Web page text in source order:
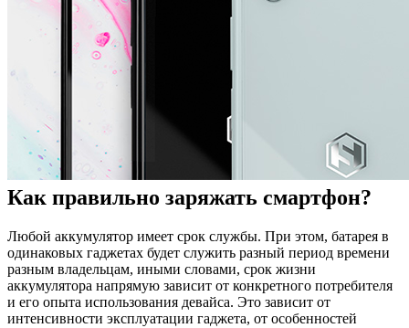
Как правильно заряжать смартфон?
Любой аккумулятор имеет срок службы. При этом, батарея в
одинаковых гаджетах будет служить разный период времени
разным владельцам, иными словами, срок жизни
аккумулятора напрямую зависит от конкретного потребителя
и его опыта использования девайса. Это зависит от
интенсивности эксплуатации гаджета, от особенностей